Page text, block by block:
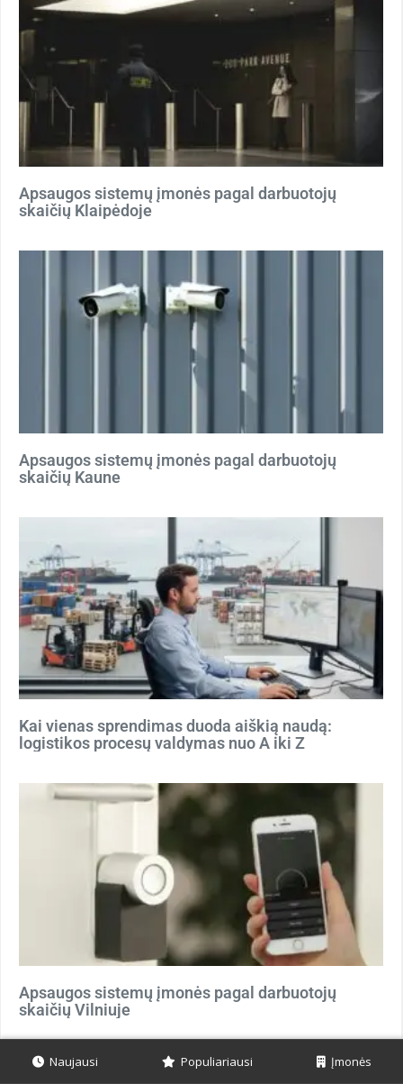
Apsaugos sistemų įmonės pagal darbuotojų
skaičių Klaipėdoje
Apsaugos sistemų įmonės pagal darbuotojų
skaičių Kaune
Kai vienas sprendimas duoda aiškią naudą:
logistikos procesų valdymas nuo A iki Z
Apsaugos sistemų įmonės pagal darbuotojų
skaičių Vilniuje
Naujausi Populiariausi Įmonės